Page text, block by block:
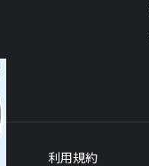
利用規約